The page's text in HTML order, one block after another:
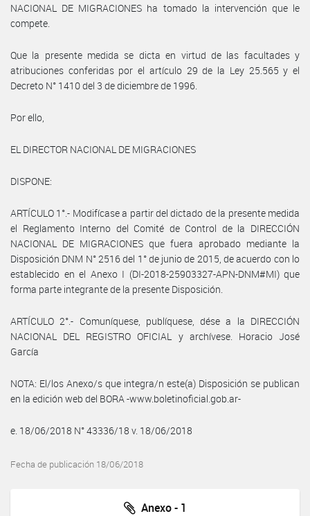
NACIONAL DE MIGRACIONES ha tomado la intervención que le
compete.
Que la presente medida se dicta en virtud de las facultades y
atribuciones conferidas por el artículo 29 de la Ley 25.565 y el
Decreto N° 1410 del 3 de diciembre de 1996.
Por ello,
EL DIRECTOR NACIONAL DE MIGRACIONES
DISPONE:
ARTÍCULO 1°.- Modifícase a partir del dictado de la presente medida
el Reglamento Interno del Comité de Control de la DIRECCIÓN
NACIONAL DE MIGRACIONES que fuera aprobado mediante la
Disposición DNM N° 2516 del 1° de junio de 2015, de acuerdo con lo
establecido en el Anexo I (DI-2018-25903327-APN-DNM#MI) que
forma parte integrante de la presente Disposición.
ARTÍCULO 2°.- Comuníquese, publíquese, dése a la DIRECCIÓN
NACIONAL DEL REGISTRO OFICIAL y archívese. Horacio José
García
NOTA: El/los Anexo/s que integra/n este(a) Disposición se publican
en la edición web del BORA -www.boletinoficial.gob.ar-
e. 18/06/2018 N° 43336/18 v. 18/06/2018
Fecha de publicación 18/06/2018
Anexo - 1